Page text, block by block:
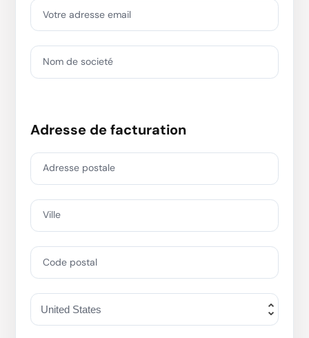
Votre adresse email
Nom de societé
Adresse de facturation
Adresse postale
Ville
Code postal